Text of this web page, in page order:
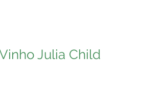
Julia Child